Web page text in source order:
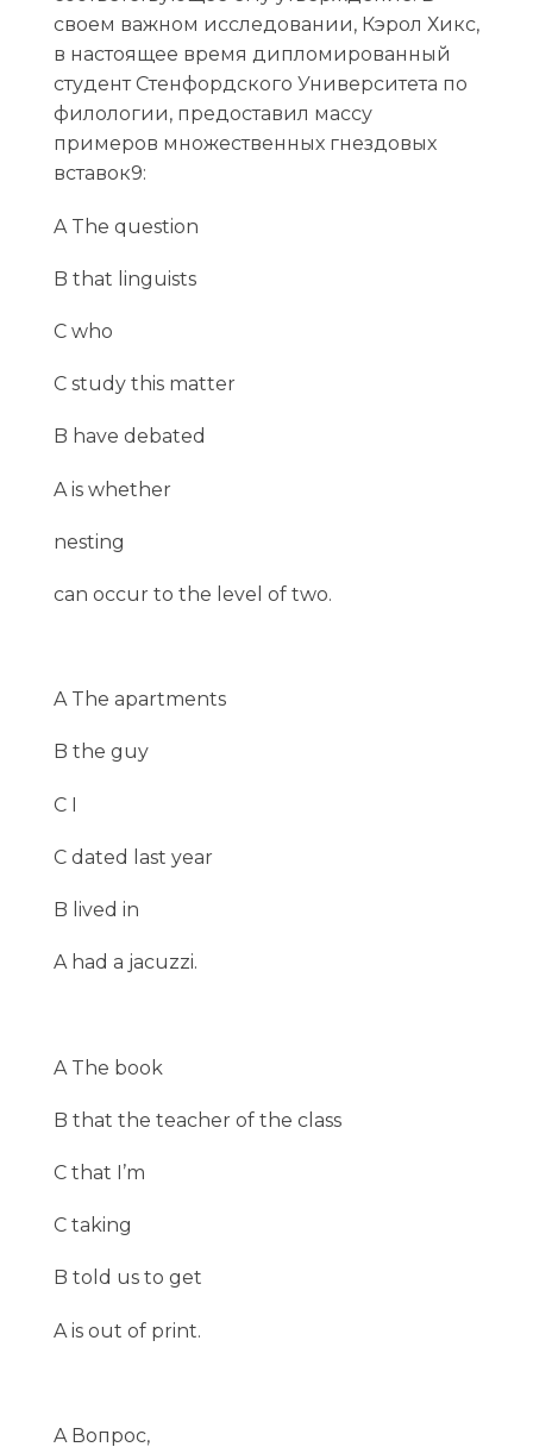
своем важном исследовании, Кэрол Хикс,
в настоящее время дипломированный
студент Стенфордского Университета по
филологии, предоставил массу
примеров множественных гнездовых
вставок9:
A The question
B that linguists
C who
C study this matter
B have debated
A is whether
nesting
can occur to the level of two.
A The apartments
B the guy
C I
C dated last year
B lived in
A had a jacuzzi.
A The book
B that the teacher of the class
C that I’m
C taking
B told us to get
A is out of print.
A Вопрос,